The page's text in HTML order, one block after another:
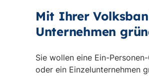
Mit Ihrer
Unternehmen
Sie wollen eine Ein-
oder ein Einzelunternehmen